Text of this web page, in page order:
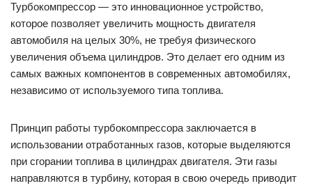
Турбокомпрессор — это инновационное устройство,
которое позволяет увеличить мощность двигателя
автомобиля на целых 30%, не требуя физического
увеличения объема цилиндров. Это делает его одним из
самых важных компонентов в современных автомобилях,
независимо от используемого типа топлива.
Принцип работы турбокомпрессора заключается в
использовании отработанных газов, которые выделяются
при сгорании топлива в цилиндрах двигателя. Эти газы
направляются в турбину, которая в свою очередь приводит